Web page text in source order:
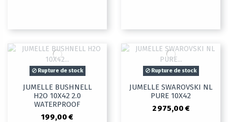
Rupture de stock
JUMELLE BUSHNELL
H2O 10X42 2.0
WATERPROOF
199,00 €
Rupture de stock
JUMELLE SWAROVSKI NL
PURE 10X42
2 975,00 €